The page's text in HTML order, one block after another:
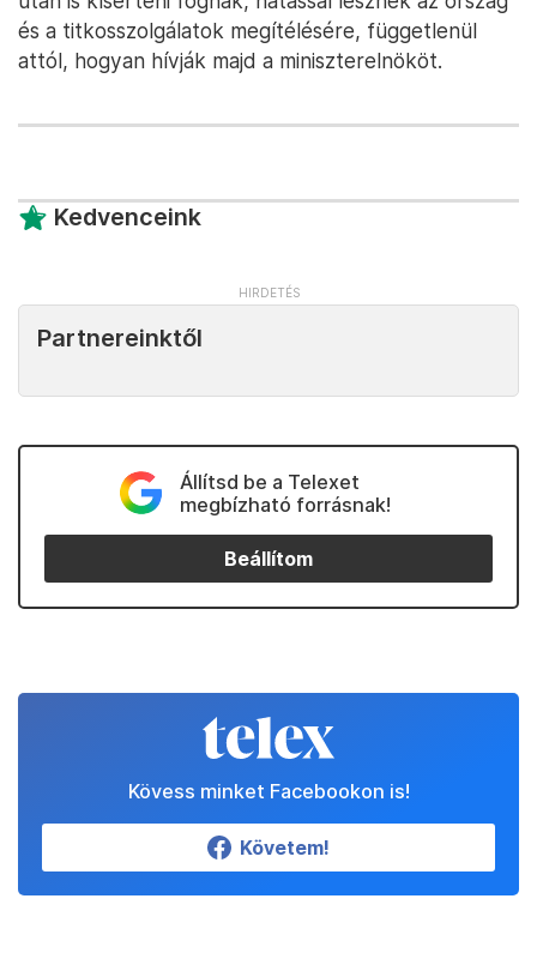
és a titkosszolgálatok megítélésére, függetlenül
attól, hogyan hívják majd a miniszterelnököt.
Kedvenceink
Partnereinktől
Állítsd be a Telexet
megbízható forrásnak!
Beállítom
Kövess minket Facebookon is!
Követem!